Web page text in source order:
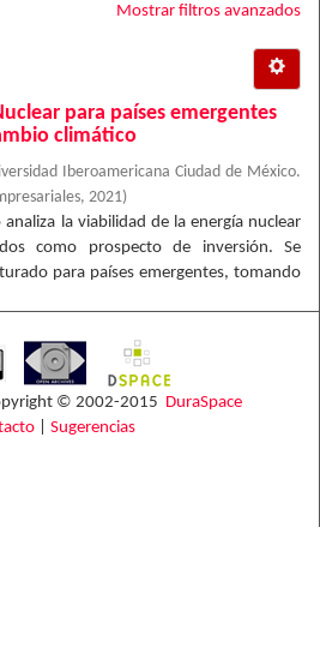
Mostrar filtros avanzados
para países emergentes
climático
Iberoamericana Ciudad de México.
, 2021)
la viabilidad de la energía nuclear
como prospecto de inversión. Se
para países emergentes, tomando
© 2002-2015 DuraSpace
| Sugerencias